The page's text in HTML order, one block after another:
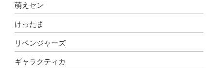
萌えセン
けったま
リベンジャーズ
ギャラクティカ